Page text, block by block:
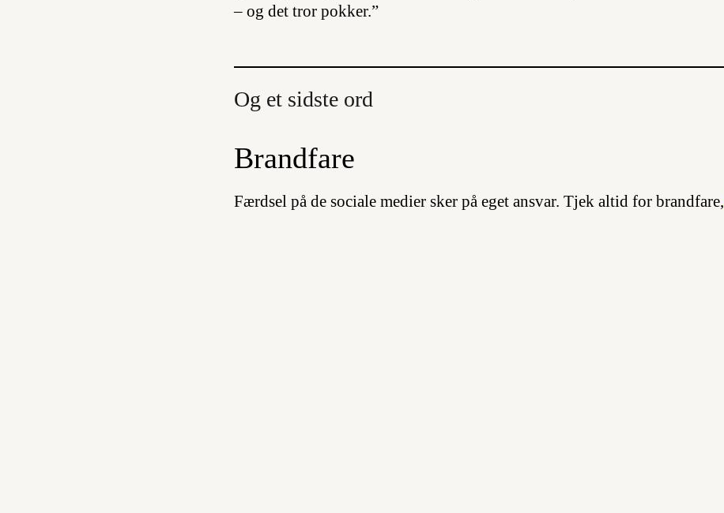
– og det tror pokker.”
Og et sidste ord
Brandfare
Færdsel på de sociale medier sker på eget ansvar. Tjek altid for brandfare,